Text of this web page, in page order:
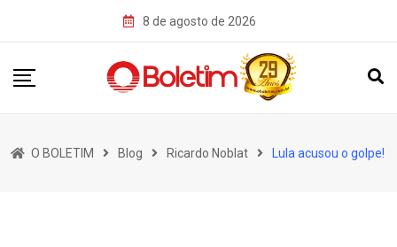
8 de agosto de 2026
O BOLETIM Blog Ricardo Noblat Lula acusou o golpe!